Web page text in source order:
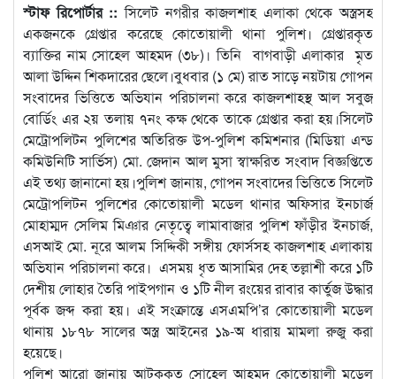
স্টাফ রিপোর্টার :: সিলেট নগরীর কাজলশাহ এলাকা থেকে অস্ত্রসহ
একজনকে গ্রেপ্তার করেছে কোতোয়ালী থানা পুলিশ। গ্রেপ্তারকৃত
ব্যাক্তির নাম সোহেল আহমদ (৩৮)। তিনি বাগবাড়ী এলাকার মৃত
আলা উদ্দিন শিকদারের ছেলে।বুধবার (১ মে) রাত সাড়ে নয়টায় গোপন
সংবাদের ভিত্তিতে অভিযান পরিচালনা করে কাজলশাহস্থ আল সবুজ
বোর্ডিং এর ২য় তলায় ৭নং কক্ষ থেকে তাকে গ্রেপ্তার করা হয়।সিলেট
মেট্রোপলিটন পুলিশের অতিরিক্ত উপ-পুলিশ কমিশনার (মিডিয়া এন্ড
কমিউনিটি সার্ভিস) মো. জেদান আল মুসা স্বাক্ষরিত সংবাদ বিজ্ঞপ্তিতে
এই তথ্য জানানো হয়।পুলিশ জানায়, গোপন সংবাদের ভিত্তিতে সিলেট
মেট্রোপলিটন পুলিশের কোতোয়ালী মডেল থানার অফিসার ইনচার্জ
মোহাম্মদ সেলিম মিঞার নেতৃত্বে লামাবাজার পুলিশ ফাঁড়ীর ইনচার্জ,
এসআই মো. নূরে আলম সিদ্দিকী সঙ্গীয় ফোর্সসহ কাজলশাহ এলাকায়
অভিযান পরিচালনা করে। এসময় ধৃত আসামির দেহ তল্লাশী করে ১টি
দেশীয় লোহার তৈরি পাইপগান ও ১টি নীল রংয়ের রাবার কার্তুজ উদ্ধার
পূর্বক জব্দ করা হয়। এই সংক্রান্তে এসএমপি’র কোতোয়ালী মডেল
থানায় ১৮৭৮ সালের অস্ত্র আইনের ১৯-অ ধারায় মামলা রুজু করা
হয়েছে।
পুলিশ আরো জানায় আটককৃত সোহেল আহমদ কোতোয়ালী মডেল